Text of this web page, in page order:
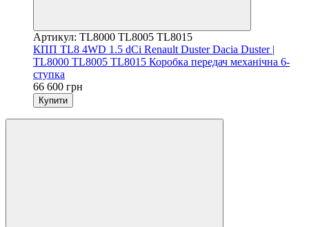
Артикул: TL8000 TL8005 TL8015
КПП TL8 4WD 1.5 dCi Renault Duster Dacia Duster |
TL8000 TL8005 TL8015 Коробка передач механічна 6-
ступка
66 600 грн
Купити